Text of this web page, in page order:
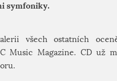
symfoniky.
všech ostatních
Music Magazine. CD už